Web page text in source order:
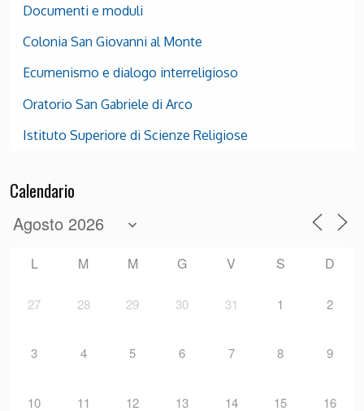
Documenti e moduli
Colonia San Giovanni al Monte
Ecumenismo e dialogo interreligioso
Oratorio San Gabriele di Arco
Istituto Superiore di Scienze Religiose
Calendario
L M M G V S D
27 28 29 30 31 1 2
3 4 5 6 7 8 9
10 11 12 13 14 15 16